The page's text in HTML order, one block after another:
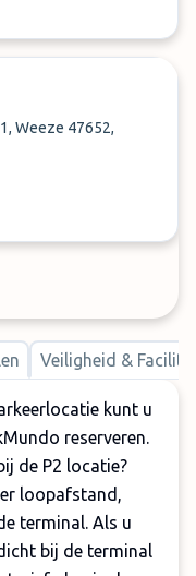
Weeze 47652,
Veiligheid &
kunt u
reserveren.
de P2 locatie?
loopafstand,
terminal. Als u
bij de terminal